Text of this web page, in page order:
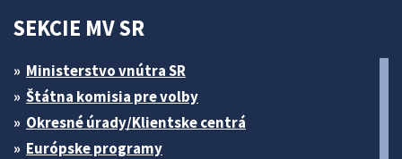
SEKCIE MV SR
Ministerstvo vnútra SR
Štátna komisia pre volby
Okresné úrady/Klientske centrá
Európske programy